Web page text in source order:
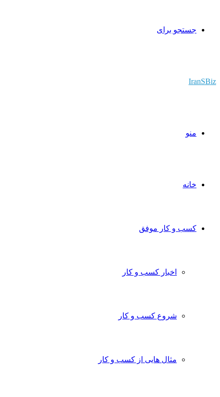
جستجو برای
IranSBiz
منو
خانه
کسب و کار موفق
اخبار کسب و کار
شروع کسب و کار
مثال هایی از کسب و کار